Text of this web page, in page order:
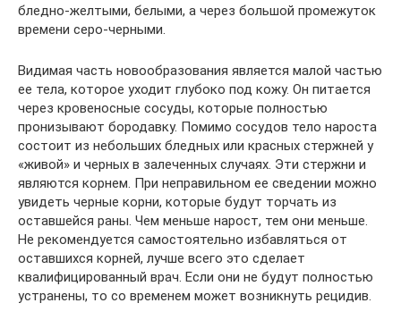
бледно-желтыми, белыми, а через большой промежуток
времени серо-черными.
Видимая часть новообразования является малой частью
ее тела, которое уходит глубоко под кожу. Он питается
через кровеносные сосуды, которые полностью
пронизывают бородавку. Помимо сосудов тело нароста
состоит из небольших бледных или красных стержней у
«живой» и черных в залеченных случаях. Эти стержни и
являются корнем. При неправильном ее сведении можно
увидеть черные корни, которые будут торчать из
оставшейся раны. Чем меньше нарост, тем они меньше.
Не рекомендуется самостоятельно избавляться от
оставшихся корней, лучше всего это сделает
квалифицированный врач. Если они не будут полностью
устранены, то со временем может возникнуть рецидив.